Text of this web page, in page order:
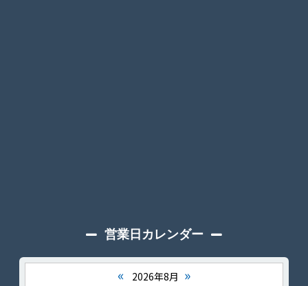
営業日カレンダー
« 2026年8月 »